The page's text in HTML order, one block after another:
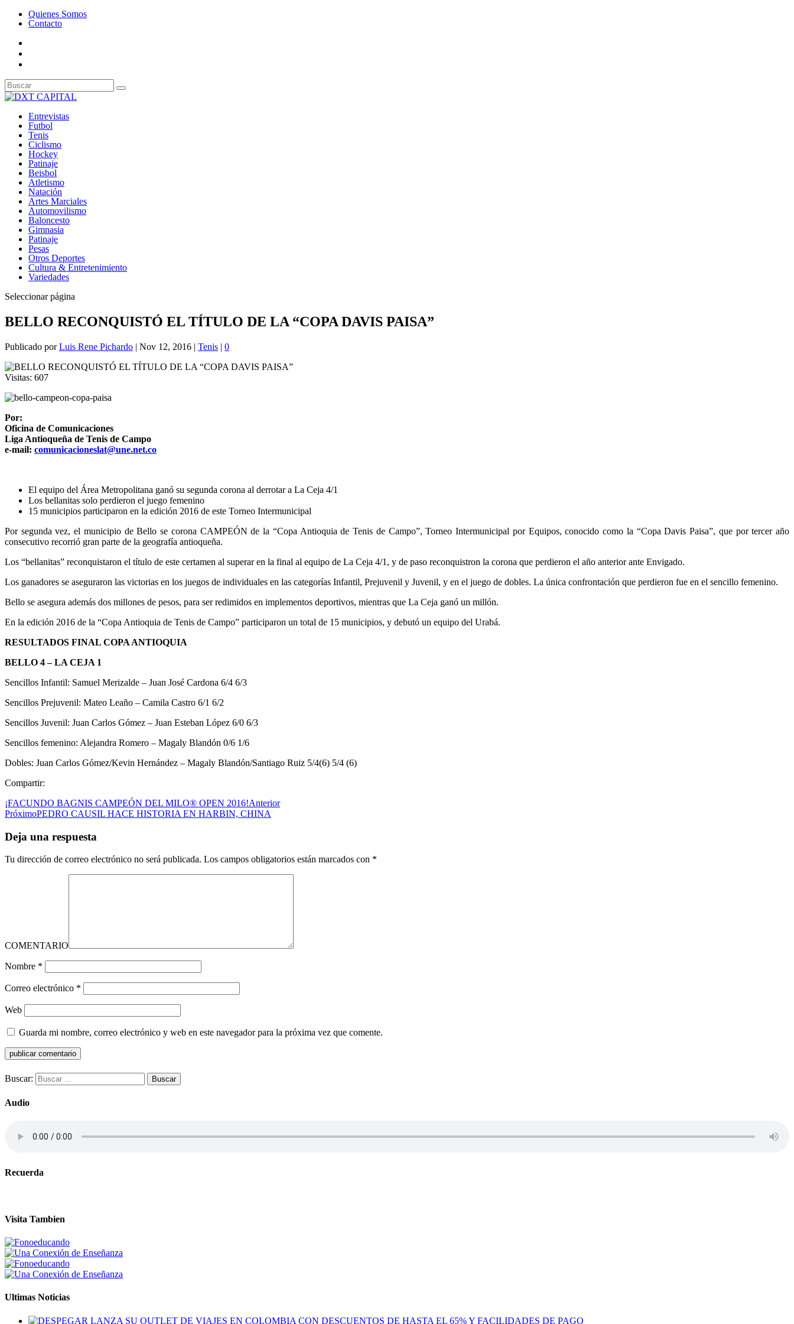
Quienes Somos
Contacto
Entrevistas
Futbol
Tenis
Ciclismo
Hockey
Patinaje
Beisbol
Atletismo
Natación
Artes Marciales
Automovilismo
Baloncesto
Gimnasia
Patinaje
Pesas
Otros Deportes
Cultura & Entretenimiento
Variedades
Seleccionar página
BELLO RECONQUISTÓ EL TÍTULO DE LA “COPA DAVIS PAISA”
Publicado porLuis Rene Pichardo | Nov 12, 2016 | Tenis | 0
Visitas: 607
Por:
Oficina de Comunicaciones
Liga Antioqueña de Tenis de Campo
e-mail: comunicacioneslat@une.net.co
El equipo del Área Metropolitana ganó su segunda corona al derrotar a La Ceja 4/1
Los bellanitas solo perdieron el juego femenino
15 municipios participaron en la edición 2016 de este Torneo Intermunicipal
Por segunda vez, el municipio de Bello se corona CAMPEÓN de la “Copa Antioquia de Tenis de Campo”, Torneo Intermunicipal por Equipos, conocido como la “Copa Davis Paisa”, que por tercer año
consecutivo recorrió gran parte de la geografía antioqueña.
Los “bellanitas” reconquistaron el título de este certamen al superar en la final al equipo de La Ceja 4/1, y de paso reconquistron la corona que perdieron el año anterior ante Envigado.
Los ganadores se aseguraron las victorias en los juegos de individuales en las categorías Infantil, Prejuvenil y Juvenil, y en el juego de dobles. La única confrontación que perdieron fue en el sencillo femenino.
Bello se asegura además dos millones de pesos, para ser redimidos en implementos deportivos, mientras que La Ceja ganó un millón.
En la edición 2016 de la “Copa Antioquia de Tenis de Campo” participaron un total de 15 municipios, y debutó un equipo del Urabá.
RESULTADOS FINAL COPA ANTIOQUIA
BELLO 4 – LA CEJA 1
Sencillos Infantil: Samuel Merizalde – Juan José Cardona 6/4 6/3
Sencillos Prejuvenil: Mateo Leaño – Camila Castro 6/1 6/2
Sencillos Juvenil: Juan Carlos Gómez – Juan Esteban López 6/0 6/3
Sencillos femenino: Alejandra Romero – Magaly Blandón 0/6 1/6
Dobles: Juan Carlos Gómez/Kevin Hernández – Magaly Blandón/Santiago Ruiz 5/4(6) 5/4 (6)
Compartir:
¡FACUNDO BAGNIS CAMPEÓN DEL MILO® OPEN 2016!Anterior
PróximoPEDRO CAUSIL HACE HISTORIA EN HARBIN, CHINA
Deja una respuesta
Tu dirección de correo electrónico no será publicada. Los campos obligatorios están marcados con *
COMENTARIO
Nombre *
Correo electrónico *
Web
Guarda mi nombre, correo electrónico y web en este navegador para la próxima vez que comente.
Buscar:
Audio
Recuerda
Visita Tambien
Ultimas Noticias